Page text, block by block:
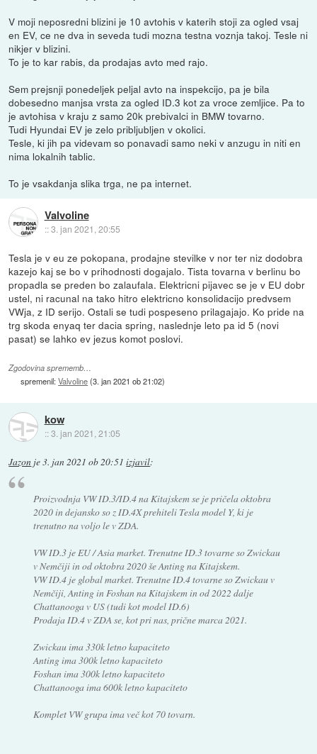
V moji neposredni blizini je 10 avtohis v katerih stoji za ogled vsaj
en EV, ce ne dva in seveda tudi mozna testna voznja takoj. Tesle ni
nikjer v blizini.
To je to kar rabis, da prodajas avto med rajo.
Sem prejsnji ponedeljek peljal avto na inspekcijo, pa je bila
dobesedno manjsa vrsta za ogled ID.3 kot za vroce zemljice. Pa to
je avtohisa v kraju z samo 20k prebivalci in BMW tovarno.
Tudi Hyundai EV je zelo pribljubljen v okolici.
Tesle, ki jih pa videvam so ponavadi samo neki v anzugu in niti en
nima lokalnih tablic.
To je vsakdanja slika trga, ne pa internet.
Valvoline
::3. jan 2021, 20:55
Tesla je v eu ze pokopana, prodajne stevilke v nor ter niz dodobra
kazejo kaj se bo v prihodnosti dogajalo. Tista tovarna v berlinu bo
propadla se preden bo zalaufala. Elektricni pijavec se je v EU dobr
ustel, ni racunal na tako hitro elektricno konsolidacijo predvsem
VWja, z ID serijo. Ostali se tudi pospeseno prilagajajo. Ko pride na
trg skoda enyaq ter dacia spring, naslednje leto pa id 5 (novi
pasat) se lahko ev jezus komot poslovi.
Zgodovina sprememb…
spremenil:Valvoline(3. jan 2021 ob 21:02)
kow
::3. jan 2021, 21:05
Jazon je3. jan 2021 ob 20:51 izjavil:
Proizvodnja VW ID.3/ID.4 na Kitajskem se je pričela oktobra
2020 in dejansko so z ID.4X prehiteli Tesla model Y, ki je
trenutno na voljo le v ZDA.
VW ID.3 je EU / Asia market. Trenutne ID.3 tovarne so Zwickau
v Nemčiji in od oktobra 2020 še Anting na Kitajskem.
VW ID.4 je global market. Trenutne ID.4 tovarne so Zwickau v
Nemčiji, Anting in Foshan na Kitajskem in od 2022 dalje
Chattanooga v US (tudi kot model ID.6)
Prodaja ID.4 v ZDA se, kot pri nas, prične marca 2021.
Zwickau ima 330k letno kapaciteto
Anting ima 300k letno kapaciteto
Foshan ima 300k letno kapaciteto
Chattanooga ima 600k letno kapaciteto
Komplet VW grupa ima več kot 70 tovarn.